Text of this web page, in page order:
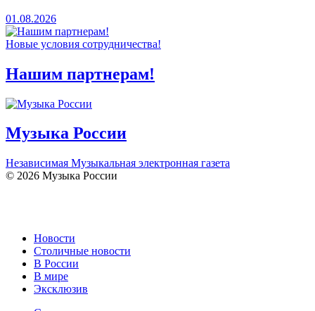
01.08.2026
Новые условия сотрудничества!
Нашим партнерам!
Музыка России
Независимая Музыкальная электронная газета
© 2026 Музыка России
Новости
Столичные новости
В России
В мире
Эксклюзив